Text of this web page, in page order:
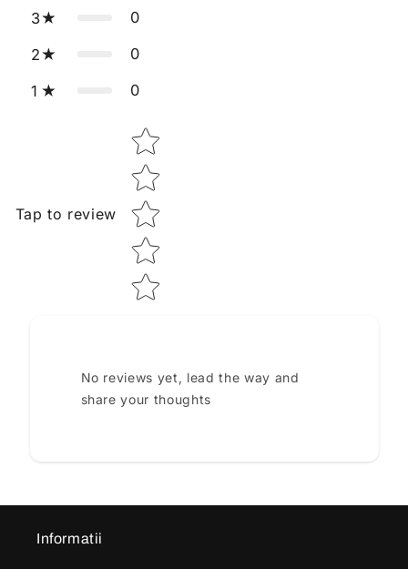
3 0
2 0
1 0
Tap to review
Star rating
No reviews yet, lead the way and
share your thoughts
Informatii